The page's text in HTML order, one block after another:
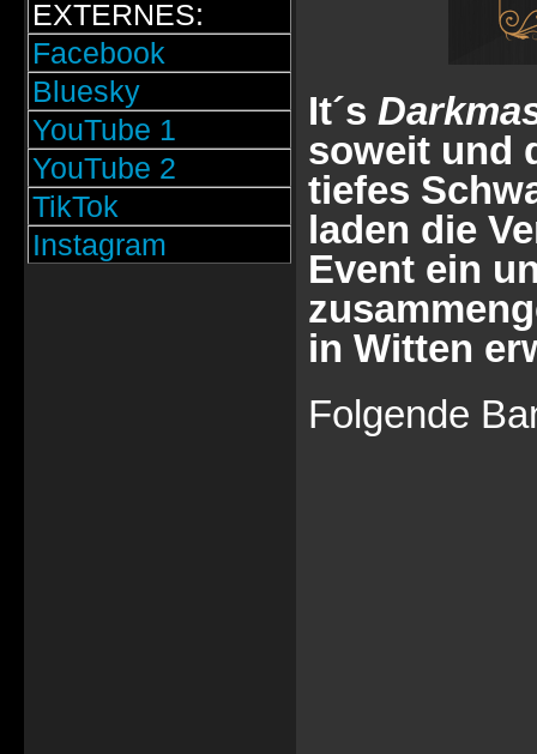
EXTERNES:
Facebook
Bluesky
YouTube 1
YouTube 2
TikTok
Instagram
It´s
soweit und
tiefes
laden die
Event ein
in Witten
Folgende